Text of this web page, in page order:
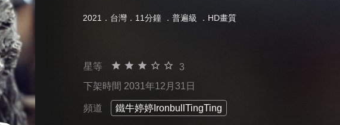
2021．台灣．11分鐘 ． 普遍級 ．HD畫質
星等
3
下架時間 2031年12月31日
頻道 鐵牛婷婷IronbullTingTing